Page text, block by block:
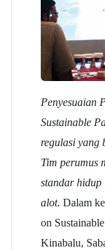
Penyesuaian
Sustainable
regulasi yang
Tim perumus
standar hidup
alot. Dalam
on
Kinabalu,